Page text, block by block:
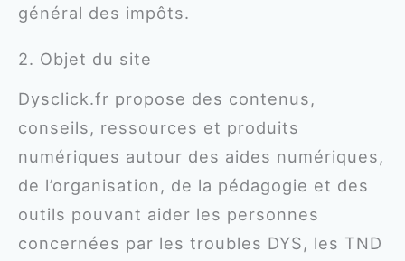
général des impôts.
2. Objet du site
Dysclick.fr propose des contenus,
conseils, ressources et produits
numériques autour des aides numériques,
de l’organisation, de la pédagogie et des
outils pouvant aider les personnes
concernées par les troubles DYS, les TND